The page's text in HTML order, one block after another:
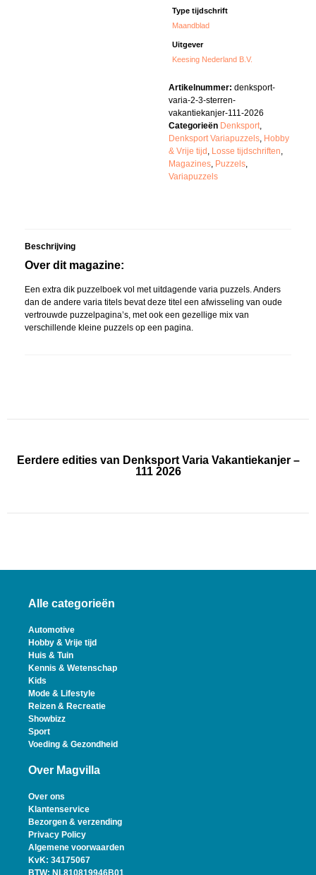
Type tijdschrift
Maandblad
Uitgever
Keesing Nederland B.V.
Artikelnummer: denksport-
varia-2-3-sterren-
vakantiekanjer-111-2026
Categorieën Denksport
Denksport Variapuzzels Hobby
& Vrije tijd Losse tijdschriften
Magazines Puzzels
Variapuzzels
Beschrijving
Over dit magazine:
Een extra dik puzzelboek vol met uitdagende varia puzzels. Anders
dan de andere varia titels bevat deze titel een afwisseling van oude
vertrouwde puzzelpagina’s, met ook een gezellige mix van
verschillende kleine puzzels op een pagina.
Eerdere edities van Denksport Varia Vakantiekanjer –
111 2026
Alle categorieën
Automotive
Hobby & Vrije tijd
Huis & Tuin
Kennis & Wetenschap
Kids
Mode & Lifestyle
Reizen & Recreatie
Showbizz
Sport
Voeding & Gezondheid
Over Magvilla
Over ons
Klantenservice
Bezorgen & verzending
Privacy Policy
Algemene voorwaarden
KvK: 34175067
BTW: NL810819946B01